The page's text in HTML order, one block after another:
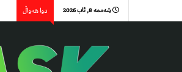
شەممە 8, ئاب 2026 دوا هەواڵ